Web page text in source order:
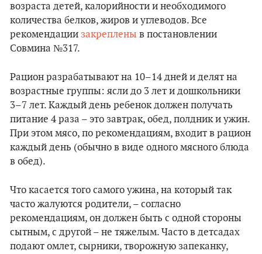
возраста детей, калорийности и необходимого
количества белков, жиров и углеводов. Все
рекомендации закреплены в постановлении
Совмина №317.
Рацион разрабатывают на 10–14 дней и делят на
возрастные группы: ясли до 3 лет и дошкольники
3–7 лет. Каждый день ребенок должен получать
питание 4 раза – это завтрак, обед, полдник и ужин.
При этом мясо, по рекомендациям, входит в рацион
каждый день (обычно в виде одного мясного блюда
в обед).
Что касается того самого ужина, на который так
часто жалуются родители, – согласно
рекомендациям, он должен быть с одной стороны
сытным, с другой – не тяжелым. Часто в детсадах
подают омлет, сырники, творожную запеканку,